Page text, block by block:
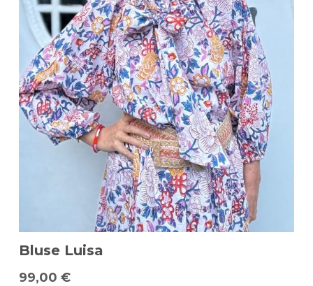
Bluse Luisa
99,00 €